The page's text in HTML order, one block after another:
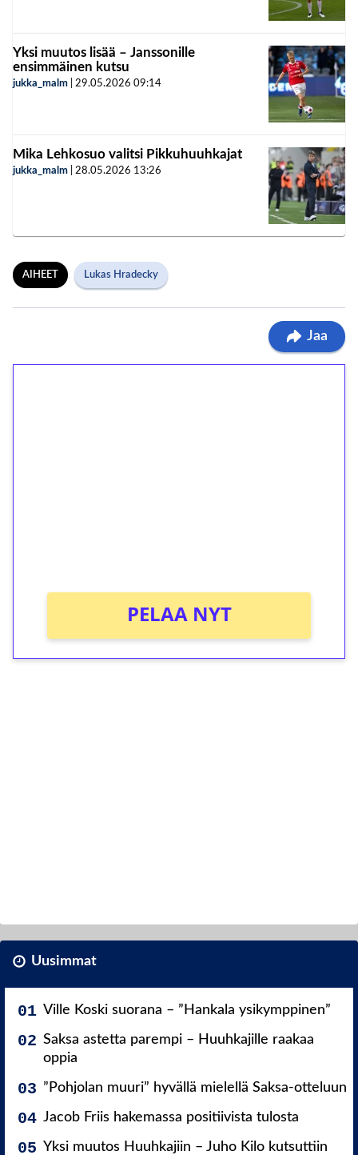
Yksi muutos lisää – Janssonille
ensimmäinen kutsu
jukka_malm 29.05.2026 09:14
Mika Lehkosuo valitsi Pikkuhuuhkajat
jukka_malm 28.05.2026 13:26
AIHEET Lukas Hradecky
Jaa
PELAA NYT
Uusimmat
Ville Koski suorana – ”Hankala ysikymppinen”
Saksa astetta parempi – Huuhkajille raakaa
oppia
”Pohjolan muuri” hyvällä mielellä Saksa-otteluun
Jacob Friis hakemassa positiivista tulosta
Yksi muutos Huuhkajiin – Juho Kilo kutsuttiin